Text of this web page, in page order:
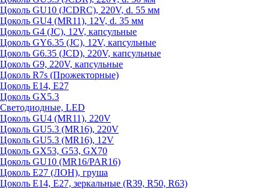
Цоколь GU10 (JCDRC), 220V, d. 55 мм
Цоколь GU4 (MR11), 12V, d. 35 мм
Цоколь G4 (JC), 12V, капсульные
Цоколь GY6.35 (JC), 12V, капсульные
Цоколь G6.35 (JCD), 220V, капсульные
Цоколь G9, 220V, капсульные
Цоколь R7s (Прожекторные)
Цоколь E14, E27
Цоколь GX5.3
Светодиодные, LED
Цоколь GU4 (MR11), 220V
Цоколь GU5.3 (MR16), 220V
Цоколь GU5.3 (MR16), 12V
Цоколь GX53, G53, GX70
Цоколь GU10 (MR16/PAR16)
Цоколь Е27 (ЛОН), груша
Цоколь Е14, Е27, зеркальные (R39, R50, R63)